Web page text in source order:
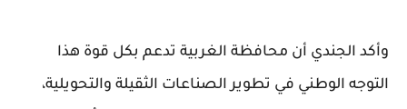
وأكد الجندي أن محافظة الغربية تدعم بكل قوة هذا
التوجه الوطني في تطوير الصناعات الثقيلة والتحويلية،